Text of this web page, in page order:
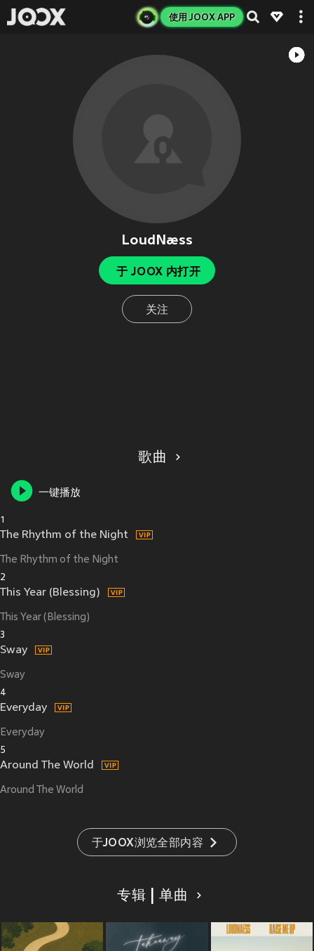
使用 JOOX APP
LoudNæss
于 JOOX 内打开
关注
歌曲
一键播放
1
The Rhythm of the Night
The Rhythm of the Night
2
This Year (Blessing)
This Year (Blessing)
3
Sway
Sway
4
Everyday
Everyday
5
Around The World
Around The World
于JOOX浏览全部内容
专辑 | 单曲